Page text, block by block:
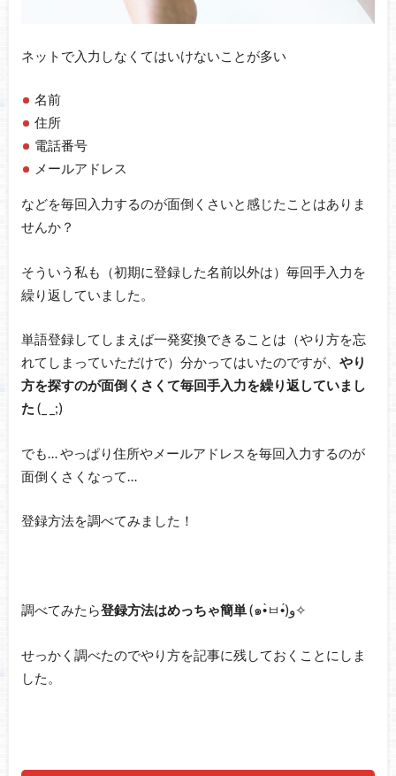
ネットで入力しなくてはいけないことが多い
名前
住所
電話番号
メールアドレス
などを毎回入力するのが面倒くさいと感じたことはありま
せんか？
そういう私も（初期に登録した名前以外は）毎回手入力を
繰り返していました。
単語登録してしまえば一発変換できることは（やり方を忘
れてしまっていただけで）分かってはいたのですが、 やり
方を探すのが面倒くさくて毎回手入力を繰り返していまし
た (_ _;)
でも… やっぱり住所やメールアドレスを毎回入力するのが
面倒くさくなって…
登録方法を調べてみました！
調べてみたら登録方法はめっちゃ簡単 (๑•̀ㅂ•́)و✧
せっかく調べたのでやり方を記事に残しておくことにしま
した。